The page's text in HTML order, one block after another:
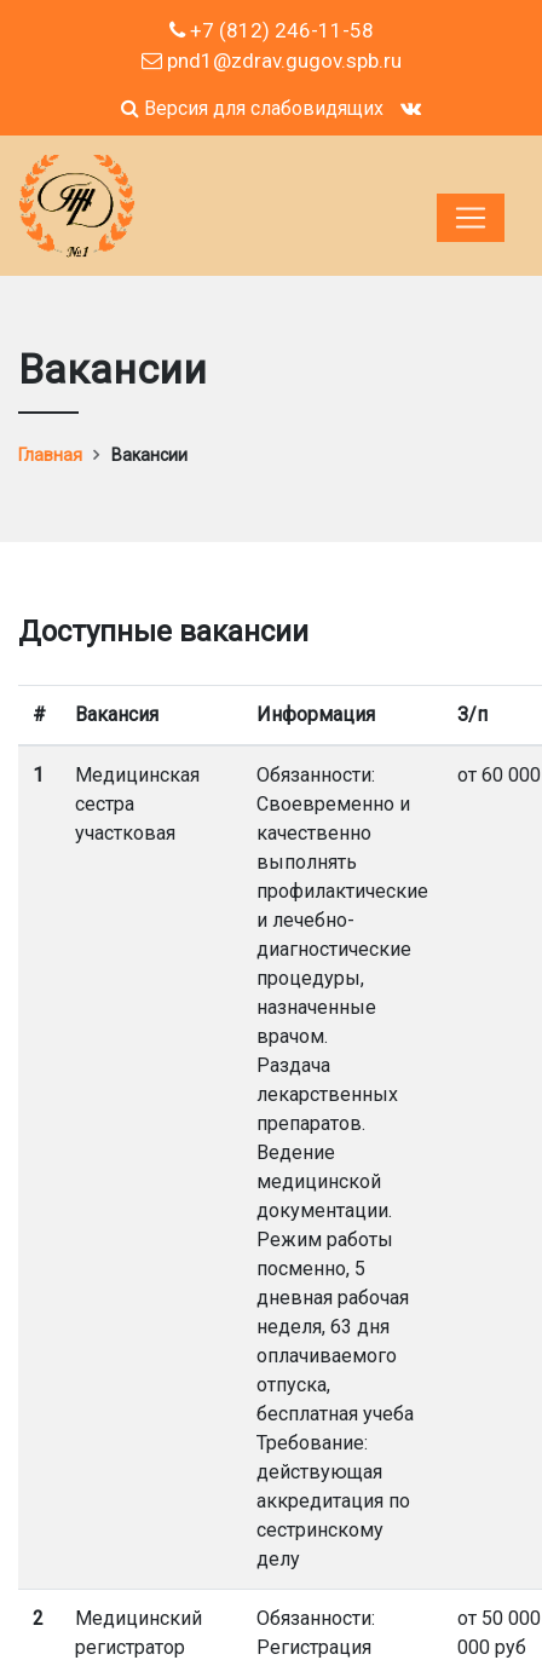
+7 (812) 246-11-58
pnd1@zdrav.gugov.spb.ru
Версия для слабовидящих
Вакансии
Главная Вакансии
Доступные вакансии
# Вакансия Информация З/п
1
Медицинская
сестра
участковая
Обязанности:
Своевременно и
качественно
выполнять
профилактические
и лечебно-
диагностические
процедуры,
назначенные
врачом.
Раздача
лекарственных
препаратов.
Ведение
медицинской
документации.
Режим работы
посменно, 5
дневная рабочая
неделя, 63 дня
оплачиваемого
отпуска,
бесплатная учеба
Требование:
действующая
аккредитация по
сестринскому
делу
от 60
2
Медицинский
регистратор
Обязанности:
Регистрация
от 50
000 руб